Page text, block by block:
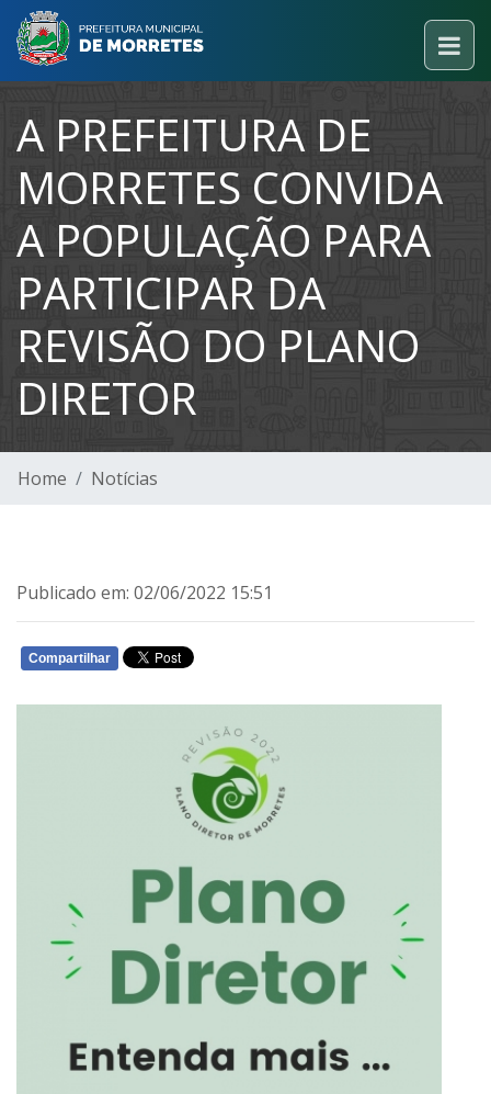
A PREFEITURA DE
MORRETES CONVIDA
A POPULAÇÃO PARA
PARTICIPAR DA
REVISÃO DO PLANO
DIRETOR
Home Notícias
Publicado em: 02/06/2022 15:51
Compartilhar